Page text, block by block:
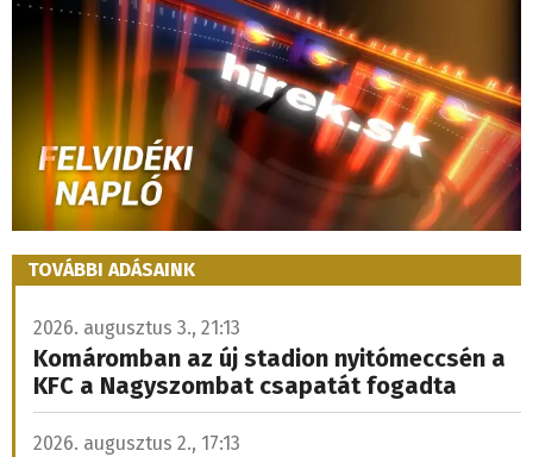
TOVÁBBI ADÁSAINK
2026. augusztus 3., 21:13
Komáromban az új stadion nyitómeccsén a
KFC a Nagyszombat csapatát fogadta
2026. augusztus 2., 17:13